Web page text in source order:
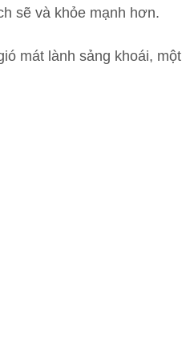
sẽ và khỏe mạnh hơn.
mát lành sảng khoái, một